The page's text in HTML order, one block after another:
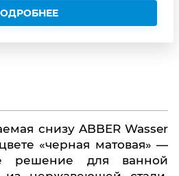
«черная матовая» —
решение для ванной